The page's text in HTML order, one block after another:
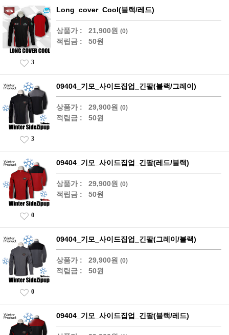
Long_cover_Cool(블랙/레드)
상품가 : 21,900원 (0)
적립금 : 50원
3
09404_기모_사이드집업_긴팔(블랙/그레이)
상품가 : 29,900원 (0)
적립금 : 50원
3
09404_기모_사이드집업_긴팔(레드/블랙)
상품가 : 29,900원 (0)
적립금 : 50원
0
09404_기모_사이드집업_긴팔(그레이/블랙)
상품가 : 29,900원 (0)
적립금 : 50원
0
09404_기모_사이드집업_긴팔(블랙/레드)